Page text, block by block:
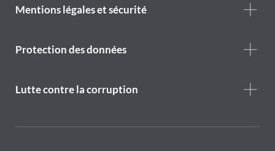
Footer
Mentions légales et sécurité
Protection des données
Lutte contre la corruption